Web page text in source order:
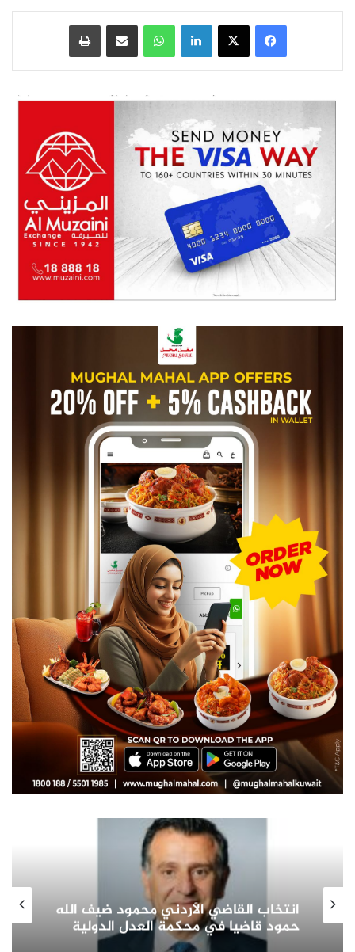
فيسبوك‫X لينكدإنواتساب مشاركة عبر البريد طباعة
صاحب السمو الأمير الشيخ مشعل الأحمد
الجابر الصباح يشيد بدور المرأة الكويتية
في التنمية الشاملة ويؤكد: شريك
أساسي في بناء الوطن وتمثيله دوليا